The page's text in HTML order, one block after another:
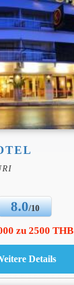
8.0/10
zu 2500 THB